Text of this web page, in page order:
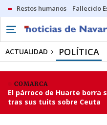
Restos humanos Fallecido
ACTUALIDAD POLÍTICA
COMARCA
El párroco de Huarte borra
tras sus tuits sobre Ceuta